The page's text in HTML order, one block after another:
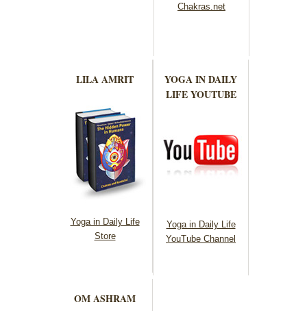
Chakras.net
LILA AMRIT
Yoga in Daily Life
Store
YOGA IN DAILY
LIFE YOUTUBE
Yoga in Daily Life
YouTube Channel
OM ASHRAM